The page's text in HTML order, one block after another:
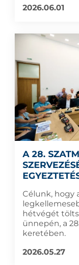
2026.06.01
A 28.
Célunk, hogy
hétvégét
ünnepén, a
keretében.
2026.05.27